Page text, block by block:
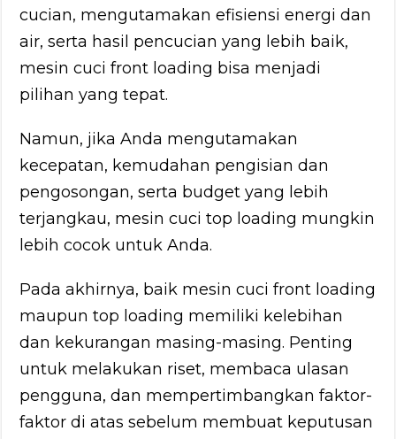
cucian, mengutamakan efisiensi energi dan
air, serta hasil pencucian yang lebih baik,
mesin cuci front loading bisa menjadi
pilihan yang tepat.
Namun, jika Anda mengutamakan
kecepatan, kemudahan pengisian dan
pengosongan, serta budget yang lebih
terjangkau, mesin cuci top loading mungkin
lebih cocok untuk Anda.
Pada akhirnya, baik mesin cuci front loading
maupun top loading memiliki kelebihan
dan kekurangan masing-masing. Penting
untuk melakukan riset, membaca ulasan
pengguna, dan mempertimbangkan faktor-
faktor di atas sebelum membuat keputusan